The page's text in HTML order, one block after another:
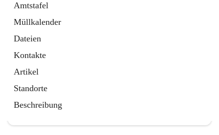
Amtstafel
Müllkalender
Dateien
Kontakte
Artikel
Standorte
Beschreibung